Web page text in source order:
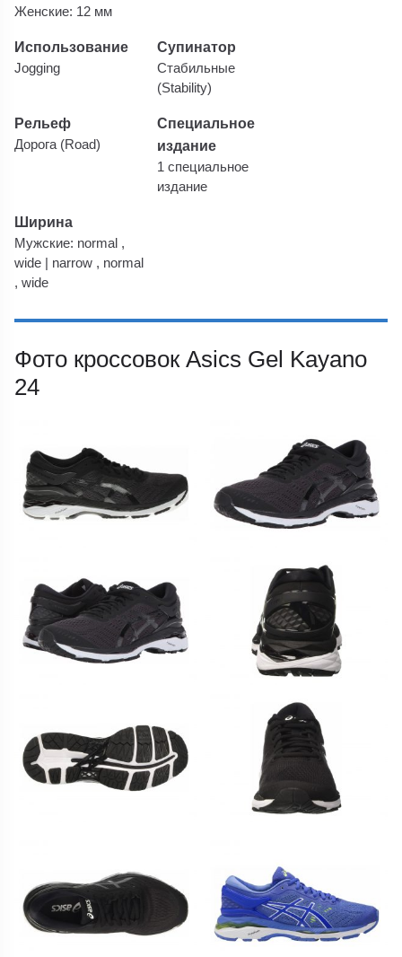
Женские: 12 мм
Использование
Jogging
Супинатор
Стабильные
(Stability)
Рельеф
Дорога (Road)
Специальное
издание
1 специальное
издание
Ширина
Мужские: normal ,
wide | narrow , normal
, wide
Фото кроссовок Asics Gel Kayano
24